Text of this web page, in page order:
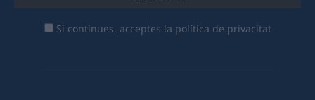
Si continues, acceptes la política de privacitat